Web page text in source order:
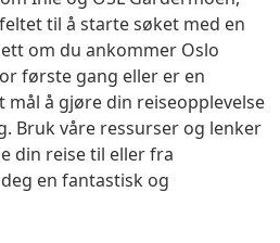
til å starte søket med en
om du ankommer Oslo
første gang eller er en
mål å gjøre din reiseopplevelse
Bruk våre ressurser og lenker
din reise til eller fra
en fantastisk og